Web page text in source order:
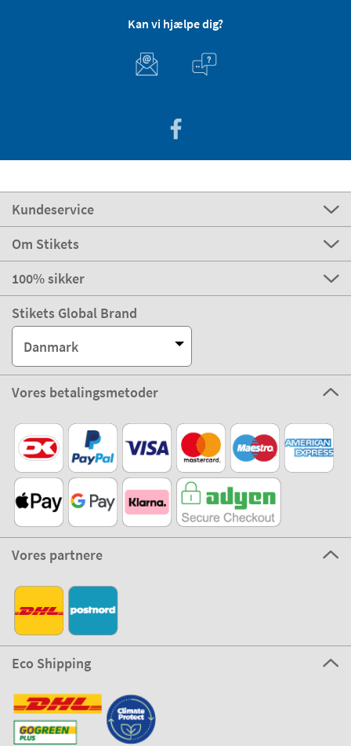
Kan vi hjælpe dig?
Kundeservice
Om Stikets
100% sikker
Stikets Global Brand
Danmark
Vores betalingsmetoder
Vores partnere
Eco Shipping